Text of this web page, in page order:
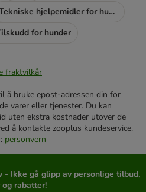
Tekniske hjelpemidler for hunder
for hunder
fraktvilkår
å bruke epost-adressen din for
varer eller tjenester. Du kan
uten ekstra kostnader utover de
å kontakte zooplus kundeservice.
personvern
- Ikke gå glipp av personlige tilbud,
rabatter!